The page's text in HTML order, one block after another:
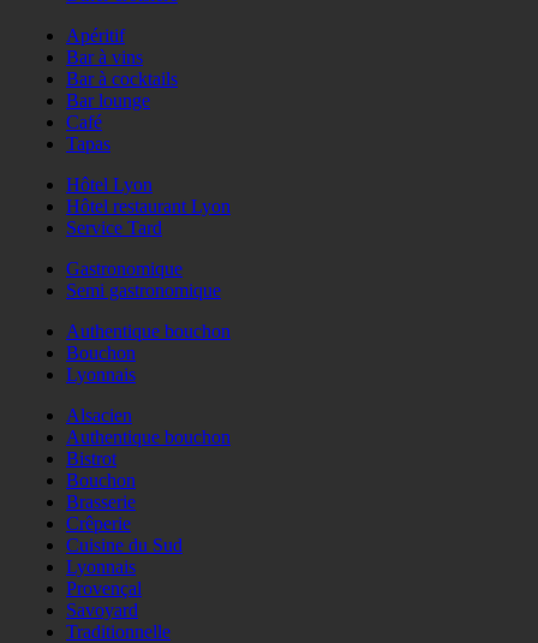
Apéritif
Bar à vins
Bar à cocktails
Bar lounge
Café
Tapas
Hôtel Lyon
Hôtel restaurant Lyon
Service Tard
Gastronomique
Semi gastronomique
Authentique bouchon
Bouchon
Lyonnais
Alsacien
Authentique bouchon
Bistrot
Bouchon
Brasserie
Crêperie
Cuisine du Sud
Lyonnais
Provençal
Savoyard
Traditionnelle